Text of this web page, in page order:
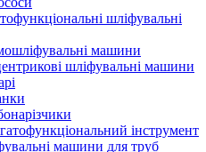
шліфувальні
машини
шліфувальні машини
інструмент
машини для труб